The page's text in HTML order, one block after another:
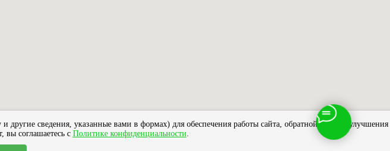
сведения, указанные вами в формах) для обеспечения работы сайта, обратной связи и улучшения
вы соглашаетесь с Политике конфиденциальности.